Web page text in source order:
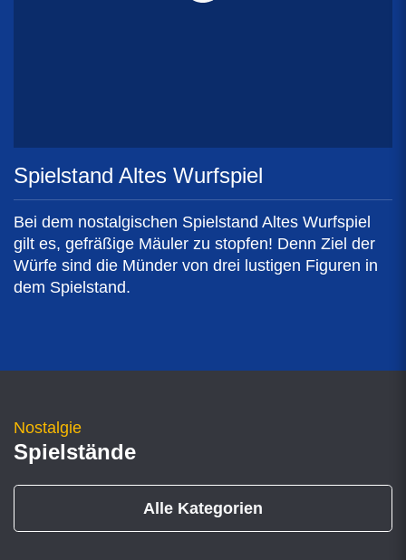
Nostalgie
Spielstände
Alle Kategorien
Spielstand Altes Wurfspiel
Bei dem nostalgischen Spielstand Altes Wurfspiel
gilt es, gefräßige Mäuler zu stopfen! Denn Ziel der
Würfe sind die Münder von drei lustigen Figuren in
dem Spielstand.